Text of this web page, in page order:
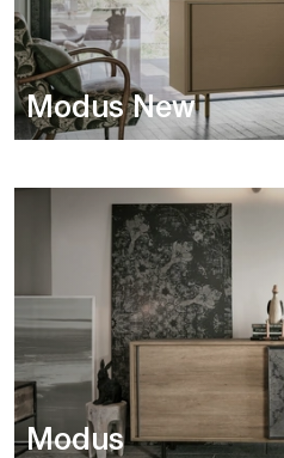
Modus New
Modus